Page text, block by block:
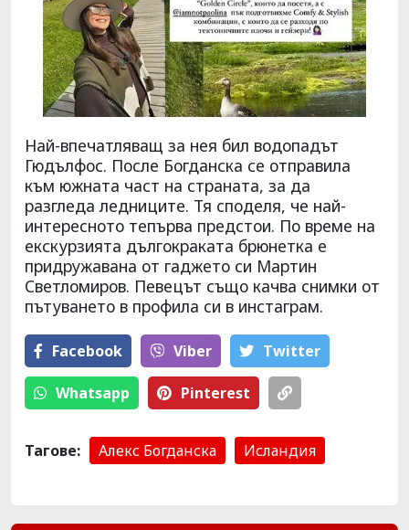
Най-впечатляващ за нея бил водопадът
Гюдълфос. После Богданска се отправила
към южната част на страната, за да
разгледа ледниците. Тя споделя, че най-
интересното тепърва предстои. По време на
екскурзията дългокраката брюнетка е
придружавана от гаджето си Мартин
Светломиров. Певецът също качва снимки от
пътуването в профила си в инстаграм.
Facebook Viber Тwitter
Whatsapp Pinterest
Тагове: Алекс Богданска Исландия